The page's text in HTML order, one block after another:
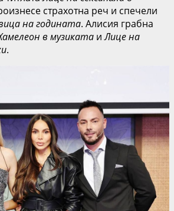
страхотна реч и спечели
на годината. Алисия грабна
в музиката иЛице на
.